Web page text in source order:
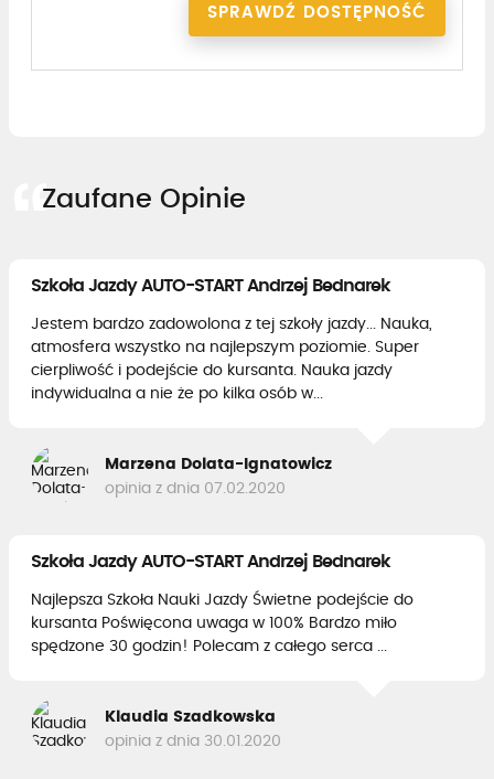
SPRAWDŹ DOSTĘPNOŚĆ
Zaufane Opinie
Szkoła Jazdy AUTO-START Andrzej Bednarek
Jestem bardzo zadowolona z tej szkoły jazdy... Nauka,
atmosfera wszystko na najlepszym poziomie. Super
cierpliwość i podejście do kursanta. Nauka jazdy
indywidualna a nie że po kilka osób w...
Marzena Dolata-Ignatowicz
opinia z dnia 07.02.2020
Szkoła Jazdy AUTO-START Andrzej Bednarek
Najlepsza Szkoła Nauki Jazdy Świetne podejście do
kursanta Poświęcona uwaga w 100% Bardzo miło
spędzone 30 godzin! Polecam z całego serca ...
Klaudia Szadkowska
opinia z dnia 30.01.2020